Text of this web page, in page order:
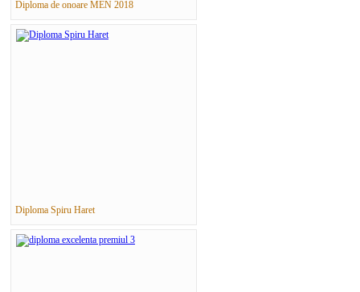
Diploma de onoare MEN 2018
Diploma Spiru Haret